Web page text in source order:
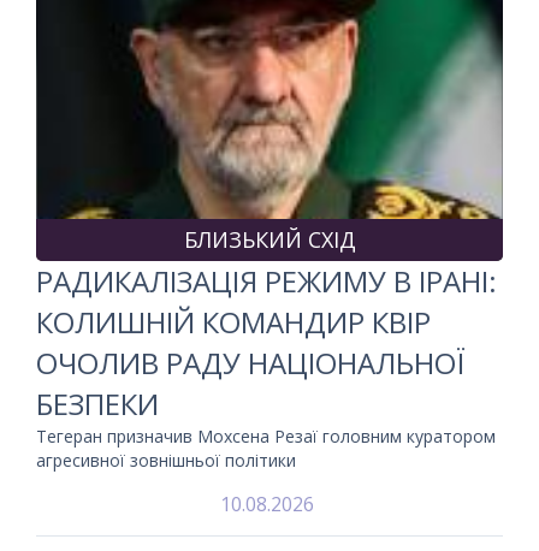
БЛИЗЬКИЙ СХІД
РАДИКАЛІЗАЦІЯ РЕЖИМУ В ІРАНІ:
КОЛИШНІЙ КОМАНДИР КВІР
ОЧОЛИВ РАДУ НАЦІОНАЛЬНОЇ
БЕЗПЕКИ
Тегеран призначив Мохсена Резаї головним куратором
агресивної зовнішньої політики
10.08.2026